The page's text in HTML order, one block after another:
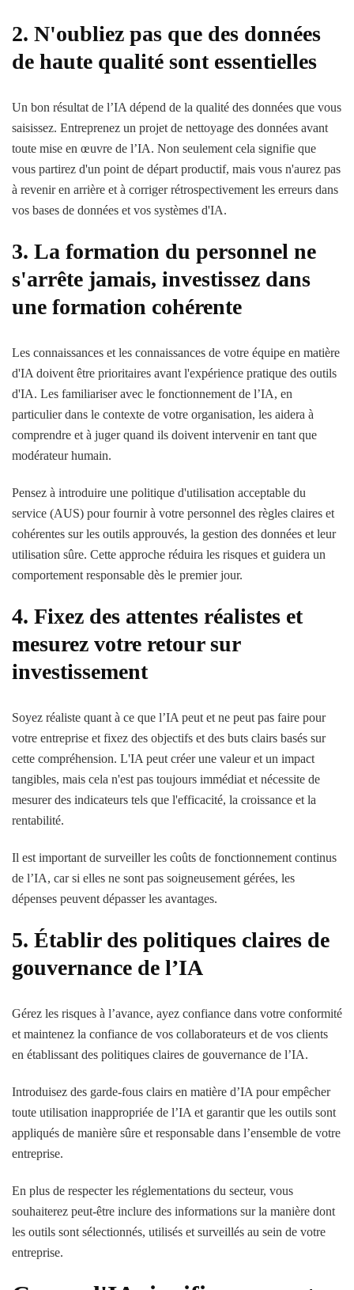
2. N'oubliez pas que des données
de haute qualité sont essentielles
Un bon résultat de l’IA dépend de la qualité des données que vous
saisissez. Entreprenez un projet de nettoyage des données avant
toute mise en œuvre de l’IA. Non seulement cela signifie que
vous partirez d'un point de départ productif, mais vous n'aurez pas
à revenir en arrière et à corriger rétrospectivement les erreurs dans
vos bases de données et vos systèmes d'IA.
3. La formation du personnel ne
s'arrête jamais, investissez dans
une formation cohérente
Les connaissances et les connaissances de votre équipe en matière
d'IA doivent être prioritaires avant l'expérience pratique des outils
d'IA. Les familiariser avec le fonctionnement de l’IA, en
particulier dans le contexte de votre organisation, les aidera à
comprendre et à juger quand ils doivent intervenir en tant que
modérateur humain.
Pensez à introduire une politique d'utilisation acceptable du
service (AUS) pour fournir à votre personnel des règles claires et
cohérentes sur les outils approuvés, la gestion des données et leur
utilisation sûre. Cette approche réduira les risques et guidera un
comportement responsable dès le premier jour.
4. Fixez des attentes réalistes et
mesurez votre retour sur
investissement
Soyez réaliste quant à ce que l’IA peut et ne peut pas faire pour
votre entreprise et fixez des objectifs et des buts clairs basés sur
cette compréhension. L'IA peut créer une valeur et un impact
tangibles, mais cela n'est pas toujours immédiat et nécessite de
mesurer des indicateurs tels que l'efficacité, la croissance et la
rentabilité.
Il est important de surveiller les coûts de fonctionnement continus
de l’IA, car si elles ne sont pas soigneusement gérées, les
dépenses peuvent dépasser les avantages.
5. Établir des politiques claires de
gouvernance de l’IA
Gérez les risques à l’avance, ayez confiance dans votre conformité
et maintenez la confiance de vos collaborateurs et de vos clients
en établissant des politiques claires de gouvernance de l’IA.
Introduisez des garde-fous clairs en matière d’IA pour empêcher
toute utilisation inappropriée de l’IA et garantir que les outils sont
appliqués de manière sûre et responsable dans l’ensemble de votre
entreprise.
En plus de respecter les réglementations du secteur, vous
souhaiterez peut-être inclure des informations sur la manière dont
les outils sont sélectionnés, utilisés et surveillés au sein de votre
entreprise.